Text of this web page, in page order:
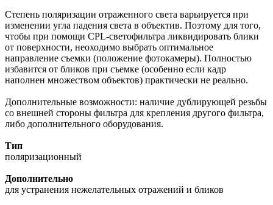
Степень поляризации отраженного света варьируется при
изменении угла падения света в объектив. Поэтому для того,
чтобы при помощи CPL-светофильтра ликвидировать блики
от поверхности, неоходимо выбрать оптимальное
направление съемки (положение фотокамеры). Полностью
избавится от бликов при съемке (особенно если кадр
наполнен множеством объектов) практически не реально.
Дополнительные возможности: наличие дублирующей резьбы
со внешней стороны фильтра для крепления другого фильтра,
либо дополнительного оборудования.
Тип
поляризационный
Дополнительно
для устранения нежелательных отражений и бликов